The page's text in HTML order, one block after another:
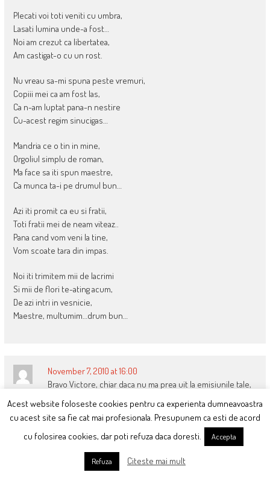
Plecati voi toti veniti cu umbra,
Lasati lumina unde-a fost…
Noi am crezut ca libertatea,
Am castigat-o cu un rost.
Nu vreau sa-mi spuna peste vremuri,
Copiii mei ca am fost las,
Ca n-am luptat pana-n nestire
Cu-acest regim sinucigas…
Mandria ce o tin in mine,
Orgoliul simplu de roman,
Ma face sa iti spun maestre,
Ca munca ta-i pe drumul bun…
Azi iti promit ca eu si fratii,
Toti fratii mei de neam viteaz..
Pana cand vom veni la tine,
Vom scoate tara din impas.
Noi iti trimitem mii de lacrimi
Si mii de flori te-ating acum,
De azi intri in vesnicie,
Maestre, multumim…drum bun…
November 7, 2010 at 16:00
Bravo Victore, chiar daca nu ma prea uit la emisiunile tale,
ai demonstrat ca esti un mare OM, si stii sa apreciezi o
mare valoare ca Paunescu, spre deosebire de alti colegi care se
iubesc mai mult pe ei insisi.Dormi in pace, maestre!
Acest website foloseste cookies pentru ca experienta dumneavoastra
cu acest site sa fie cat mai profesionala. Presupunem ca esti de acord
cu folosirea cookies, dar poti refuza daca doresti.
Accepta
Refuza Citeste mai mult